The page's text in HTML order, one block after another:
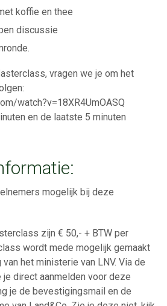
koffie en thee
discussie
vragen we je om het
watch?v=18XR4UmOASQ
en de laatste 5 minuten
mogelijk bij deze
zijn € 50,- + BTW per
wordt mede mogelijk gemaakt
het ministerie van LNV. Via de
je direct aanmelden voor deze
je de bevestigingsmail en de